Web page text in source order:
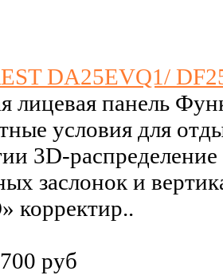
DA25EVQ1/
лицевая панель
условия для
3D-
заслонок и
корректир..
руб